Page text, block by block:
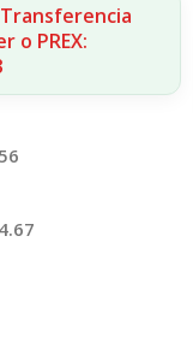
Transferencia
o PREX: